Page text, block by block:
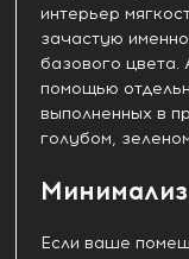
интерьер
зачастую
базового цвета.
помощью
выполненных в
голубом,
Если ваше